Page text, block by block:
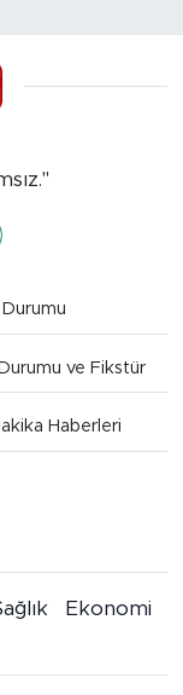
Durumu
ve Fikstür
Haberleri
Ekonomi